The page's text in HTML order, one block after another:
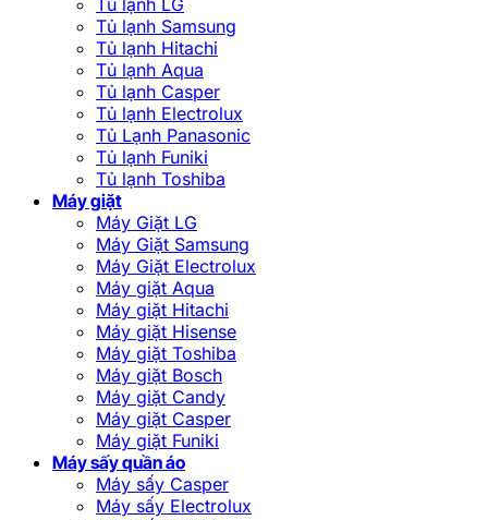
Tủ lạnh Samsung
Tủ lạnh Hitachi
Tủ lạnh Aqua
Tủ lạnh Casper
Tủ lạnh Electrolux
Tủ Lạnh Panasonic
Tủ lạnh Funiki
Tủ lạnh Toshiba
Máy giặt
Máy Giặt LG
Máy Giặt Samsung
Máy Giặt Electrolux
Máy giặt Aqua
Máy giặt Hitachi
Máy giặt Hisense
Máy giặt Toshiba
Máy giặt Bosch
Máy giặt Candy
Máy giặt Casper
Máy giặt Funiki
Máy sấy quần áo
Máy sấy Casper
Máy sấy Electrolux